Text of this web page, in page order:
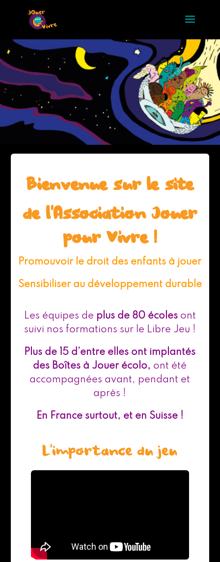
Bienvenue sur le site
de l’Association Jouer
pour Vivre !
Promouvoir le droit des enfants à jouer
Sensibiliser au développement durable
Les équipes de plus de 80 écolesont
suivi nos formations sur le Libre Jeu !
Plus de 15 d’entre elles ont implantés
des Boîtes à Jouer écolo, ont été
accompagnées avant, pendant et
après !
En France surtout, et en Suisse !
L’importance du jeu